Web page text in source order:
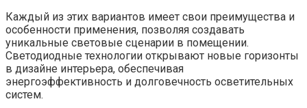
Каждый из этих вариантов имеет свои преимущества и
особенности применения, позволяя создавать
уникальные световые сценарии в помещении.
Светодиодные технологии открывают новые горизонты
в дизайне интерьера, обеспечивая
энергоэффективность и долговечность осветительных
систем.